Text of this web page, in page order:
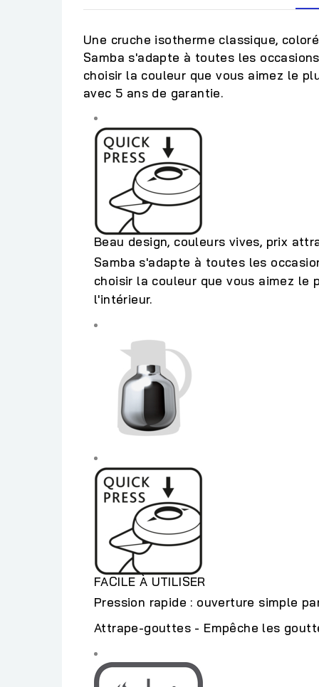
Une cruche isotherme classique,
Samba s'adapte à toutes les
choisir la couleur que vous aimez le
avec 5 ans de garantie.
Beau design, couleurs vives, prix
Samba s'adapte à toutes les
choisir la couleur que vous aimez
l'intérieur.
FACILE À UTILISER
Pression rapide : ouverture simple
Attrape-gouttes - Empêche les